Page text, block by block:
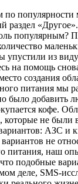
популярности
раздел
популярным?
из
на помощь
создания
питания мы
было добавить
кофе.
которые не были
АЗС и
не
питания, наш
подобные
деле, SMS-